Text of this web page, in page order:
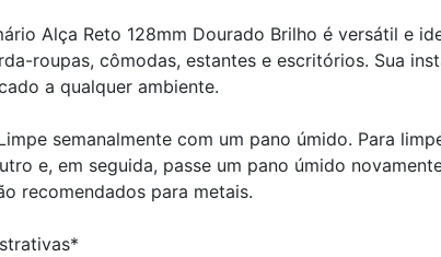
Alça Reto 128mm Dourado Brilho é versátil e
roupas, cômodas, estantes e escritórios. Sua
a qualquer ambiente.
semanalmente com um pano úmido. Para
e, em seguida, passe um pano úmido
recomendados para metais.